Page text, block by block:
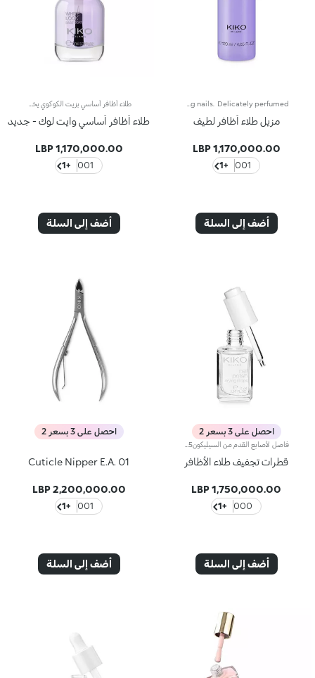
مزيل طلاء أظافر لطيف
1,170,000.00 LBP
001
+1
أضف إلى السلة
طلاء أظافر أساسي وايت لوك - جديد
1,170,000.00 LBP
001
+1
أضف إلى السلة
احصل على 3 بسعر 2
قطرات تجفيف طلاء الأظافر
1,750,000.00 LBP
000
+1
أضف إلى السلة
احصل على 3 بسعر 2
Cuticle Nipper E.A. 01
2,200,000.00 LBP
001
+1
أضف إلى السلة